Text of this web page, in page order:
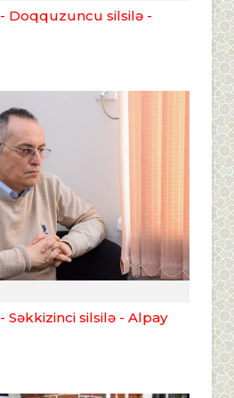
- Doqquzuncu silsilə -
- Səkkizinci silsilə - Alpay